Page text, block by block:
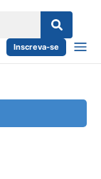
Inscreva-se